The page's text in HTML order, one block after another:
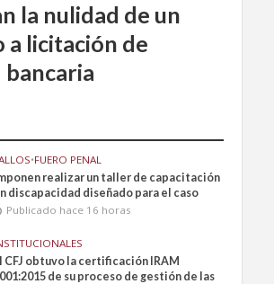
la nulidad de un
a licitación de
•FUERO PENAL
realizar un taller de capacitación
discapacidad diseñado para el caso
Publicado hace 16 horas
CFJ obtuvo la certificación IRAM
de su proceso de gestión de las